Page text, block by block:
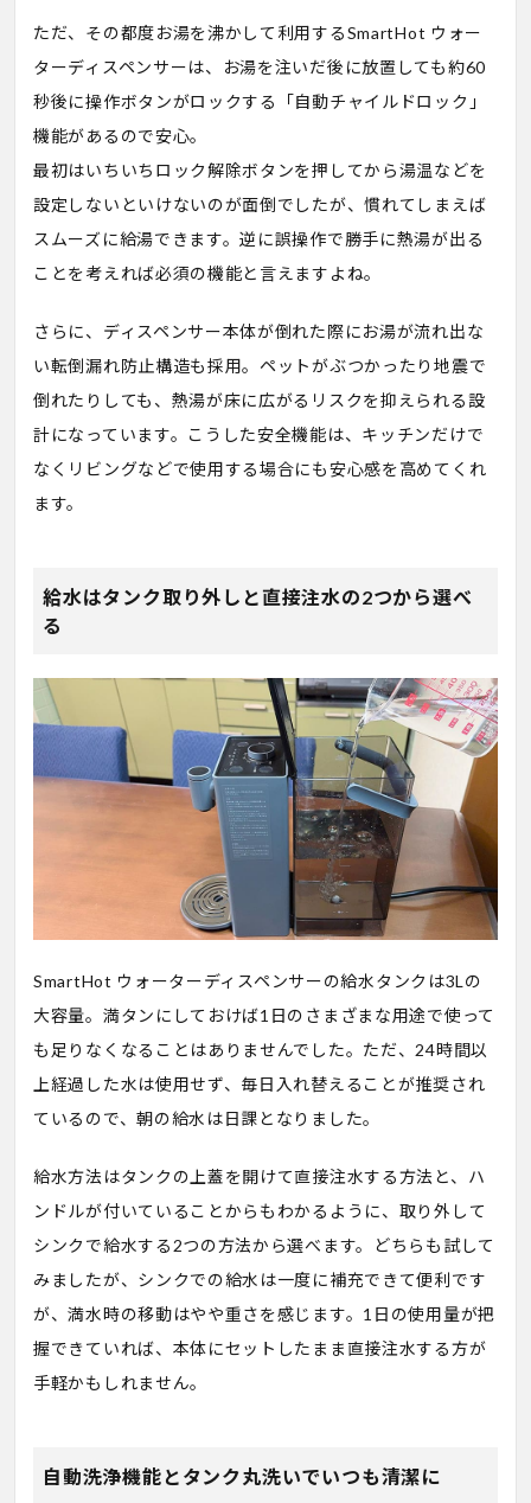
ただ、その都度お湯を沸かして利用するSmartHot ウォー
ターディスペンサーは、お湯を注いだ後に放置しても約60
秒後に操作ボタンがロックする「自動チャイルドロック」
機能があるので安心。
最初はいちいちロック解除ボタンを押してから湯温などを
設定しないといけないのが面倒でしたが、慣れてしまえば
スムーズに給湯できます。逆に誤操作で勝手に熱湯が出る
ことを考えれば必須の機能と言えますよね。
さらに、ディスペンサー本体が倒れた際にお湯が流れ出な
い転倒漏れ防止構造も採用。ペットがぶつかったり地震で
倒れたりしても、熱湯が床に広がるリスクを抑えられる設
計になっています。こうした安全機能は、キッチンだけで
なくリビングなどで使用する場合にも安心感を高めてくれ
ます。
給水はタンク取り外しと直接注水の2つから選べ
る
SmartHot ウォーターディスペンサーの給水タンクは3Lの
大容量。満タンにしておけば1日のさまざまな用途で使って
も足りなくなることはありませんでした。ただ、24時間以
上経過した水は使用せず、毎日入れ替えることが推奨され
ているので、朝の給水は日課となりました。
給水方法はタンクの上蓋を開けて直接注水する方法と、ハ
ンドルが付いていることからもわかるように、取り外して
シンクで給水する2つの方法から選べます。どちらも試して
みましたが、シンクでの給水は一度に補充できて便利です
が、満水時の移動はやや重さを感じます。1日の使用量が把
握できていれば、本体にセットしたまま直接注水する方が
手軽かもしれません。
自動洗浄機能とタンク丸洗いでいつも清潔に